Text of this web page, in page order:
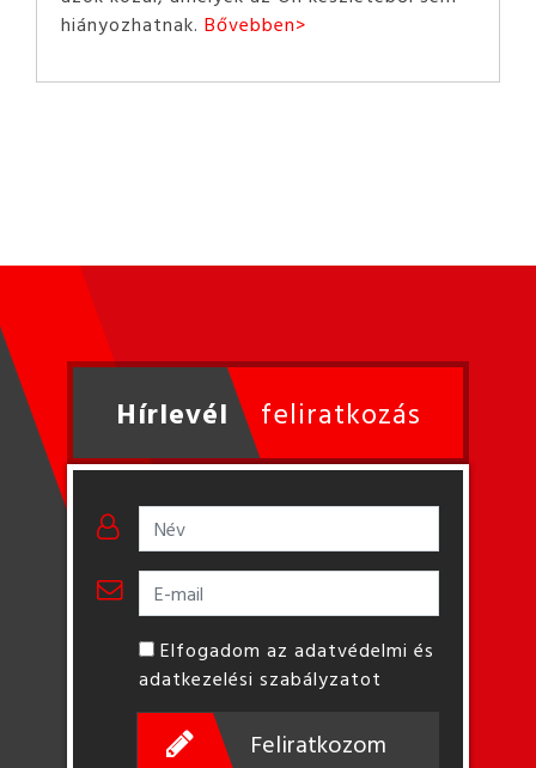
hiányozhatnak. Bővebben>
Hírlevél feliratkozás
Elfogadom az adatvédelmi és
adatkezelési szabályzatot
Feliratkozom